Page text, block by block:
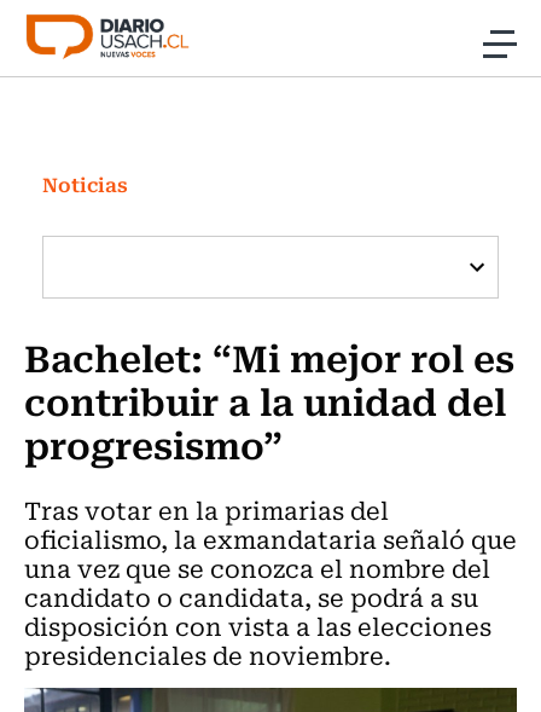
Click acá para ir directamente al contenido
Investigación
Cultura
Programas Radio y TV Usach
Noticias
Bachelet: “Mi mejor rol es
contribuir a la unidad del
progresismo”
Tras votar en la primarias del
oficialismo, la exmandataria señaló que
una vez que se conozca el nombre del
candidato o candidata, se podrá a su
disposición con vista a las elecciones
presidenciales de noviembre.